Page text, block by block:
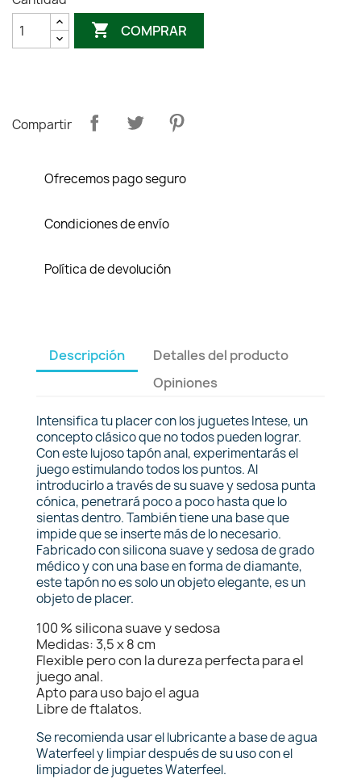
 COMPRAR
Compartir
Ofrecemos pago seguro
Condiciones de envío
Política de devolución
Descripción
Detalles del producto
Opiniones
Intensifica tu placer con los juguetes Intese, un
concepto clásico que no todos pueden lograr.
Con este lujoso tapón anal, experimentarás el
juego estimulando todos los puntos. Al
introducirlo a través de su suave y sedosa punta
cónica, penetrará poco a poco hasta que lo
sientas dentro. También tiene una base que
impide que se inserte más de lo necesario.
Fabricado con silicona suave y sedosa de grado
médico y con una base en forma de diamante,
este tapón no es solo un objeto elegante, es un
objeto de placer.
100 % silicona suave y sedosa
Medidas: 3,5 x 8 cm
Flexible pero con la dureza perfecta para el
juego anal.
Apto para uso bajo el agua
Libre de ftalatos.
Se recomienda usar el lubricante a base de agua
Waterfeel y limpiar después de su uso con el
limpiador de juguetes Waterfeel.